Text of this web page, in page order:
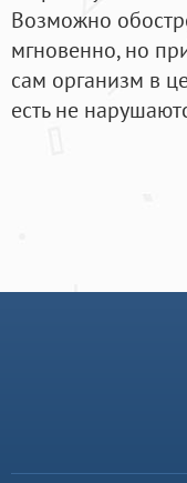
Возможно
мгновенно, но
сам организм в
есть не